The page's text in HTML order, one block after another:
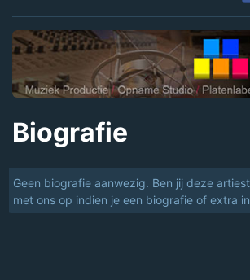
Biografie
Geen biografie aanwezig. Ben jij deze
met ons op indien je een biografie of extra